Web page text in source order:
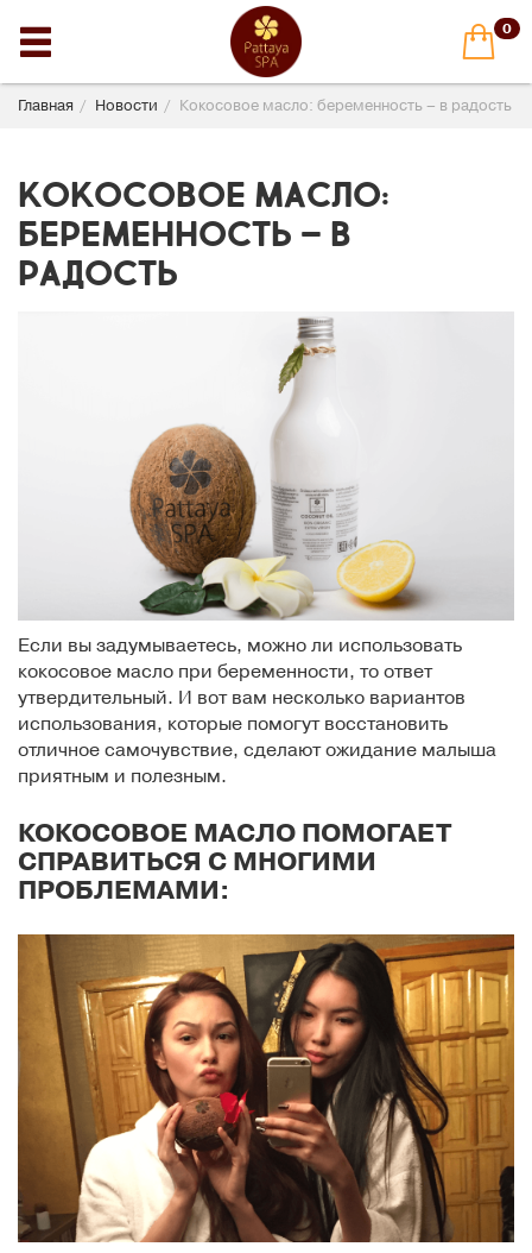
0
Главная Новости Кокосовое масло: беременность – в радость
Кокосовое масло:
беременность – в
радость
Если вы задумываетесь, можно ли использовать
кокосовое масло при беременности, то ответ
утвердительный. И вот вам несколько вариантов
использования, которые помогут восстановить
отличное самочувствие, сделают ожидание малыша
приятным и полезным.
КОКОСОВОЕ МАСЛО ПОМОГАЕТ
СПРАВИТЬСЯ С МНОГИМИ
ПРОБЛЕМАМИ: